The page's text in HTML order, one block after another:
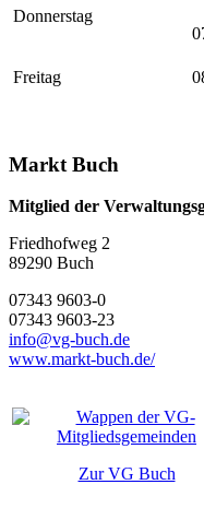
Donnerstag
Freitag
Markt Buch
Mitglied der
Friedhofweg 2
89290 Buch
07343 9603-0
07343 9603-23
info@vg-buch.de
www.markt-buch.de/
Zur VG Buch